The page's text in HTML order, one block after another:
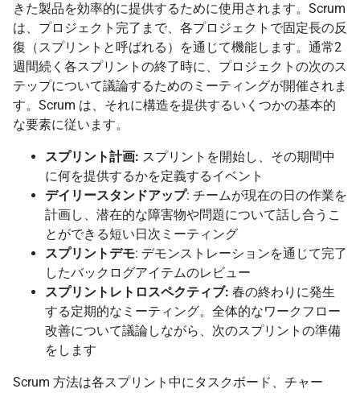
きた製品を効率的に提供するために使用されます。Scrum
は、プロジェクト完了まで、各プロジェクトで固定長の反
復（スプリントと呼ばれる）を通じて機能します。通常2
週間続く各スプリントの終了時に、プロジェクトの次のス
テップについて議論するためのミーティングが開催されま
す。Scrum は、それに構造を提供するいくつかの基本的
な要素に従います。
スプリント計画: スプリントを開始し、その期間中
に何を提供するかを定義するイベント
デイリースタンドアップ: チームが現在の日の作業を
計画し、潜在的な障害物や問題について話し合うこ
とができる短い日次ミーティング
スプリントデモ: デモンストレーションを通じて完了
したバックログアイテムのレビュー
スプリントレトロスペクティブ: 春の終わりに発生
する定期的なミーティング。全体的なワークフロー
改善について議論しながら、次のスプリントの準備
をします
Scrum 方法は各スプリント中にタスクボード、チャー